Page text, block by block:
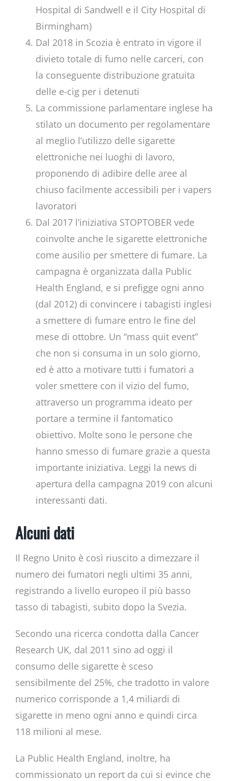
Hospital di Sandwell e il City Hospital di
Birmingham)
Dal 2018 in Scozia è entrato in vigore il
divieto totale di fumo nelle carceri, con
la conseguente distribuzione gratuita
delle e-cig per i detenuti
La commissione parlamentare inglese ha
stilato un documento per regolamentare
al meglio l’utilizzo delle sigarette
elettroniche nei luoghi di lavoro,
proponendo di adibire delle aree al
chiuso facilmente accessibili per i vapers
lavoratori
Dal 2017 l’iniziativa STOPTOBER vede
coinvolte anche le sigarette elettroniche
come ausilio per smettere di fumare. La
campagna è organizzata dalla Public
Health England, e si prefigge ogni anno
(dal 2012) di convincere i tabagisti inglesi
a smettere di fumare entro le fine del
mese di ottobre. Un “mass quit event”
che non si consuma in un solo giorno,
ed è atto a motivare tutti i fumatori a
voler smettere con il vizio del fumo,
attraverso un programma ideato per
portare a termine il fantomatico
obiettivo. Molte sono le persone che
hanno smesso di fumare grazie a questa
importante iniziativa. Leggi la news di
apertura della campagna 2019 con alcuni
interessanti dati.
Alcuni dati
Il Regno Unito è così riuscito a dimezzare il
numero dei fumatori negli ultimi 35 anni,
registrando a livello europeo il più basso
tasso di tabagisti, subito dopo la Svezia.
Secondo una ricerca condotta dalla Cancer
Research UK, dal 2011 sino ad oggi il
consumo delle sigarette è sceso
sensibilmente del 25%, che tradotto in valore
numerico corrisponde a 1,4 miliardi di
sigarette in meno ogni anno e quindi circa
118 milioni al mese.
La Public Health England, inoltre, ha
commissionato un report da cui si evince che